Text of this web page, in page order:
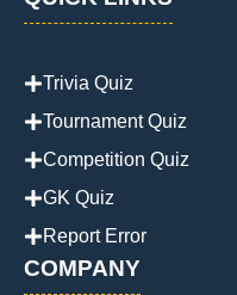
Trivia Quiz
Tournament Quiz
Competition Quiz
GK Quiz
Report Error
COMPANY